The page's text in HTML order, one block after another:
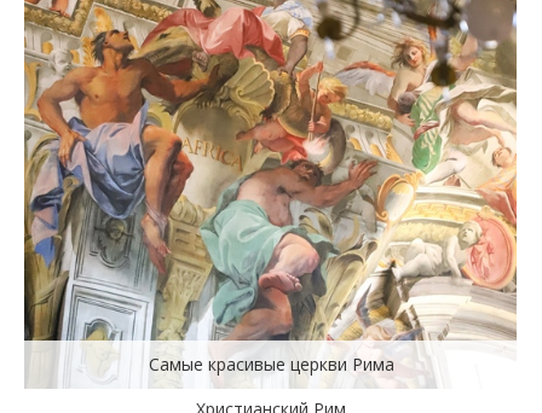
Самые красивые церкви Рима